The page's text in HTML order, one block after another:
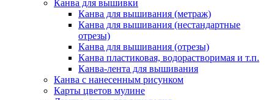
Канва для вышивки
Канва для вышивания (метраж)
Канва для вышивания (нестандартные
отрезы)
Канва для вышивания (отрезы)
Канва пластиковая, водорастворимая и т.п.
Канва-лента для вышивания
Канва с нанесенным рисунком
Карты цветов мулине